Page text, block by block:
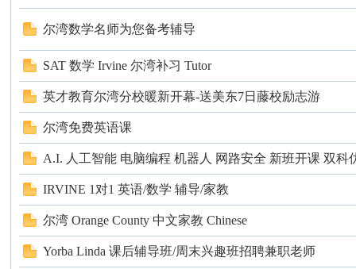
州
尔湾数学名师为您备考辅导
SAT 数学 Irvine 尔湾补习 Tutor
英才教育尔湾分校暖新开幕-送美东7日藤校励志游
尔湾免费英语课
A.I. 人工智能 电脑编程 机器人 网路安全 新班开课 双科
IRVINE 1对1 英语/数学 辅导/家教
尔湾 Orange County 中文家教 Chinese
Yorba Linda 课后辅导班/周末兴趣班招聘兼职老师